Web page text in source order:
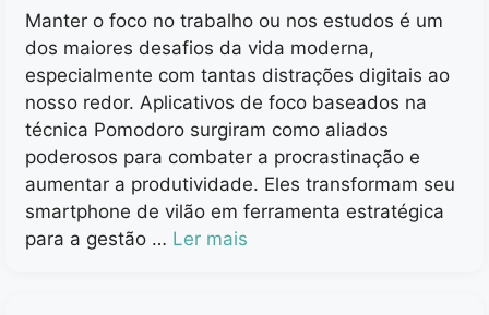
Manter o foco no trabalho ou nos estudos é um
dos maiores desafios da vida moderna,
especialmente com tantas distrações digitais ao
nosso redor. Aplicativos de foco baseados na
técnica Pomodoro surgiram como aliados
poderosos para combater a procrastinação e
aumentar a produtividade. Eles transformam seu
smartphone de vilão em ferramenta estratégica
para a gestão … Ler mais